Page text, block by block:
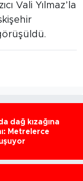
Vali Yılmaz’la
dağ kızağına
Metrelerce